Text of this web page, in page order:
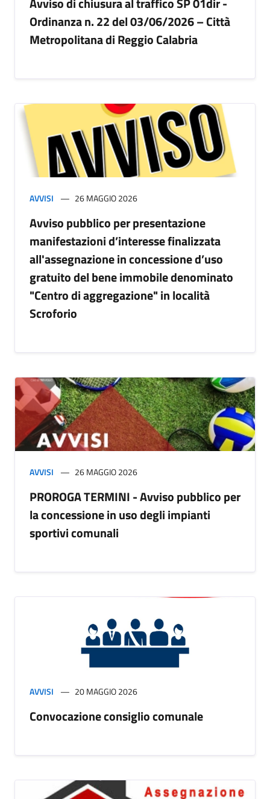
Ordinanza n. 22 del 03/06/2026 – Città
Metropolitana di Reggio Calabria
AVVISI 26 MAGGIO 2026
Avviso pubblico per presentazione
manifestazioni d’interesse finalizzata
all'assegnazione in concessione d’uso
gratuito del bene immobile denominato
"Centro di aggregazione" in località
Scroforio
AVVISI 26 MAGGIO 2026
PROROGA TERMINI - Avviso pubblico per
la concessione in uso degli impianti
sportivi comunali
AVVISI 20 MAGGIO 2026
Convocazione consiglio comunale